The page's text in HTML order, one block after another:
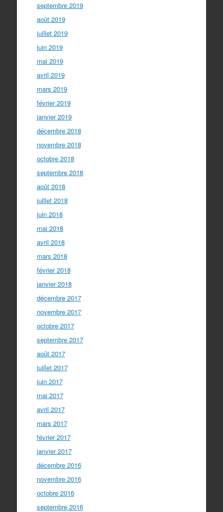
septembre 2019
août 2019
juillet 2019
juin 2019
mai 2019
avril 2019
mars 2019
février 2019
janvier 2019
décembre 2018
novembre 2018
octobre 2018
septembre 2018
août 2018
juillet 2018
juin 2018
mai 2018
avril 2018
mars 2018
février 2018
janvier 2018
décembre 2017
novembre 2017
octobre 2017
septembre 2017
août 2017
juillet 2017
juin 2017
mai 2017
avril 2017
mars 2017
février 2017
janvier 2017
décembre 2016
novembre 2016
octobre 2016
septembre 2016